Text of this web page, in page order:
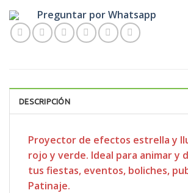
Preguntar por Whatsapp
DESCRIPCIÓN
Proyector de efectos estrella y
rojo y verde. Ideal para animar y
tus fiestas, eventos, boliches,
Patinaje.